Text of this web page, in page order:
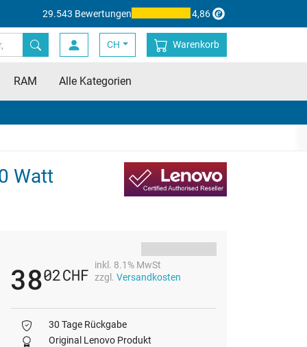
29.543 Bewertungen 4,86
CH Warenkorb
RAM Alle Kategorien
Watt
3802CHF
inkl. 8.1% MwSt
zzgl. Versandkosten
30 Tage Rückgabe
Original Lenovo Produkt